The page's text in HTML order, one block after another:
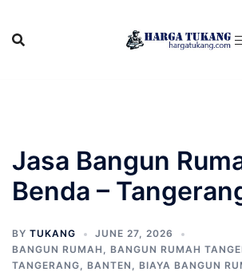
content
Jasa Bangun
Benda –
BY TUKANG
JUNE 27, 2026
BANGUN RUMAH , BANGUN RUMAH
TANGERANG, BANTEN , BIAYA BANGUN